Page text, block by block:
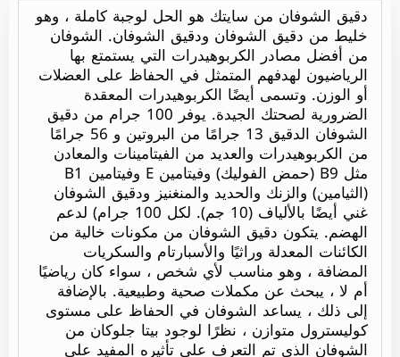
دقيق الشوفان من سايتك هو الحل لوجبة كاملة ، وهو
خليط من دقيق الشوفان ودقيق الشوفان. الشوفان
من أفضل مصادر الكربوهيدرات التي يستمتع بها
الرياضيون لهدفهم المتمثل في الحفاظ على العضلات
أو الوزن. وتسمى أيضًا الكربوهيدرات المعقدة
الضرورية لصحتك الجيدة. يوفر 100 جرام من دقيق
الشوفان الدقيق 13 جرامًا من البروتين و 56 جرامًا
من الكربوهيدرات والعديد من الفيتامينات والمعادن
مثل B9 (حمض الفوليك) وفيتامين E وفيتامين B1
(الثيامين) والزنك والحديد والمنغنيز ودقيق الشوفان
غني أيضًا بالألياف (10 جم). لكل 100 جرام) لدعم
الهضم. يتكون دقيق الشوفان من مكونات خالية من
الكائنات المعدلة وراثيًا والأسبارتام والسكريات
المضافة ، وهو مناسب لأي شخص ، سواء كان رياضيًا
أم لا ، يبحث عن مكملات صحية وطبيعية. بالإضافة
إلى ذلك ، يساعد الشوفان في الحفاظ على مستوى
كوليسترول متوازن ، نظرًا لوجود بيتا جلوكان من
الشوفان الذي تم التعرف على تأثيره المفيد على